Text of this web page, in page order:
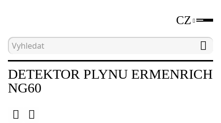
CZ
Hlavní strana Nedestruktivní testovací
DETEKTOR PLYNU ERMENRICH
NG60